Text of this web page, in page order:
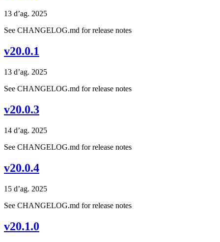
13 d’ag. 2025
See CHANGELOG.md for release notes
v20.0.1
13 d’ag. 2025
See CHANGELOG.md for release notes
v20.0.3
14 d’ag. 2025
See CHANGELOG.md for release notes
v20.0.4
15 d’ag. 2025
See CHANGELOG.md for release notes
v20.1.0